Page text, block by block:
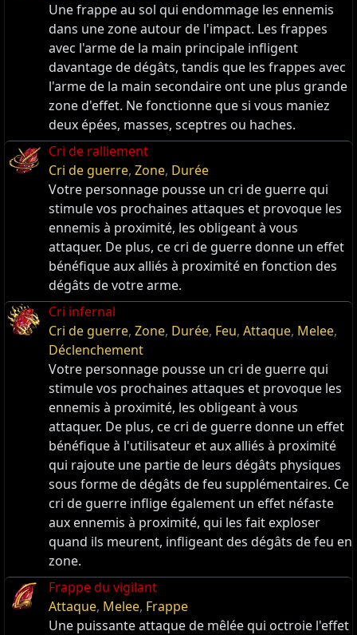
Une frappe au sol qui endommage les ennemis
dans une zone autour de l'impact. Les frappes
avec l'arme de la main principale infligent
davantage de dégâts, tandis que les frappes avec
l'arme de la main secondaire ont une plus grande
zone d'effet. Ne fonctionne que si vous maniez
deux épées, masses, sceptres ou haches.
Cri de ralliement
Cri de guerre, Zone, Durée
Votre personnage pousse un cri de guerre qui
stimule vos prochaines attaques et provoque les
ennemis à proximité, les obligeant à vous
attaquer. De plus, ce cri de guerre donne un effet
bénéfique aux alliés à proximité en fonction des
dégâts de votre arme.
Cri infernal
Cri de guerre, Zone, Durée, Feu, Attaque, Melee,
Déclenchement
Votre personnage pousse un cri de guerre qui
stimule vos prochaines attaques et provoque les
ennemis à proximité, les obligeant à vous
attaquer. De plus, ce cri de guerre donne un effet
bénéfique à l'utilisateur et aux alliés à proximité
qui rajoute une partie de leurs dégâts physiques
sous forme de dégâts de feu supplémentaires. Ce
cri de guerre inflige également un effet néfaste
aux ennemis à proximité, qui les fait exploser
quand ils meurent, infligeant des dégâts de feu en
zone.
Frappe du vigilant
Attaque, Melee, Frappe
Une puissante attaque de mêlée qui octroie l'effet